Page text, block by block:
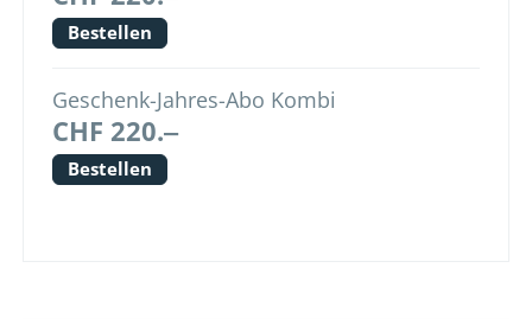
Bestellen
Geschenk-Jahres-Abo Kombi
CHF 220.‒
Bestellen